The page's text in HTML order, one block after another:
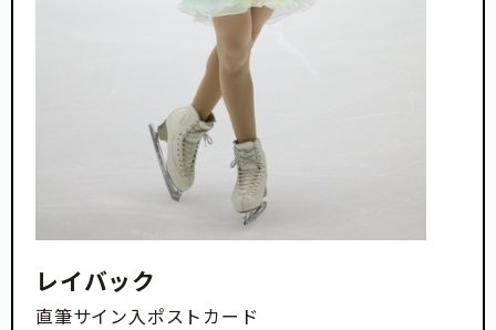
レイバック
直筆サイン入ポストカード